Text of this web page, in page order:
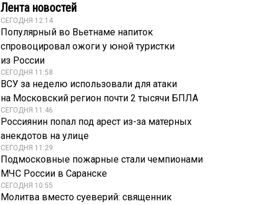
Лента новостей
СЕГОДНЯ 12:14
Популярный во Вьетнаме напиток
спровоцировал ожоги у юной туристки
из России
СЕГОДНЯ 11:58
ВСУ за неделю использовали для атаки
на Московский регион почти 2 тысячи БПЛА
СЕГОДНЯ 11:46
Россиянин попал под арест из-за матерных
анекдотов на улице
СЕГОДНЯ 11:29
Подмосковные пожарные стали чемпионами
МЧС России в Саранске
СЕГОДНЯ 10:55
Молитва вместо суеверий: священник